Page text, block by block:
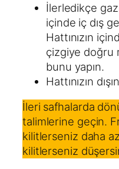
İlerledikçe
içinde iç dış
Hattınızın
çizgiye doğru
bunu yapın.
Hattınızın
İleri safhalarda
talimlerine geçin.
kilitlerseniz daha
kilitlerseniz